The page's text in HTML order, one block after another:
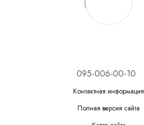
095-006-00-10
Контактная информация
Полная версия сайта